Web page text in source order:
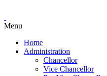
Menu
Home
Administration
Chancellor
Vice Chancellor